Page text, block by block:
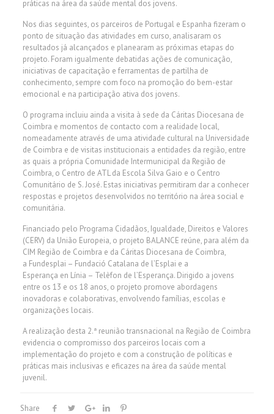
práticas na área da saúde mental dos jovens.
Nos dias seguintes, os parceiros de Portugal e Espanha fizeram o
ponto de situação das atividades em curso, analisaram os
resultados já alcançados e planearam as próximas etapas do
projeto. Foram igualmente debatidas ações de comunicação,
iniciativas de capacitação e ferramentas de partilha de
conhecimento, sempre com foco na promoção do bem-estar
emocional e na participação ativa dos jovens.
O programa incluiu ainda a visita à sede da Cáritas Diocesana de
Coimbra e momentos de contacto com a realidade local,
nomeadamente através de uma atividade cultural na Universidade
de Coimbra e de visitas institucionais a entidades da região, entre
as quais a própria Comunidade Intermunicipal da Região de
Coimbra, o Centro de ATL da Escola Silva Gaio e o Centro
Comunitário de S. José. Estas iniciativas permitiram dar a conhecer
respostas e projetos desenvolvidos no território na área social e
comunitária.
Financiado pelo Programa Cidadãos, Igualdade, Direitos e Valores
(CERV) da União Europeia, o projeto BALANCE reúne, para além da
CIM Região de Coimbra e da Cáritas Diocesana de Coimbra,
a Fundesplai – Fundació Catalana de l’Esplai e a
Esperança en Línia – Telèfon de l’Esperança. Dirigido a jovens
entre os 13 e os 18 anos, o projeto promove abordagens
inovadoras e colaborativas, envolvendo famílias, escolas e
organizações locais.
A realização desta 2.ª reunião transnacional na Região de Coimbra
evidencia o compromisso dos parceiros locais com a
implementação do projeto e com a construção de políticas e
práticas mais inclusivas e eficazes na área da saúde mental
juvenil.
Share